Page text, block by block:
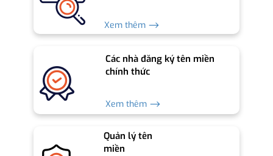
Xem thêm ⟶
Các nhà đăng ký tên miền
chính thức
Xem thêm ⟶
Quản lý tên
miền